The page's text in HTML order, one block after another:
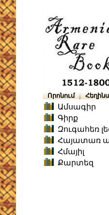
Որոնում
Ամսագիր
Գիրք
Զուգահեռ
Հայատառ
Հմայիլ
Քարտեզ